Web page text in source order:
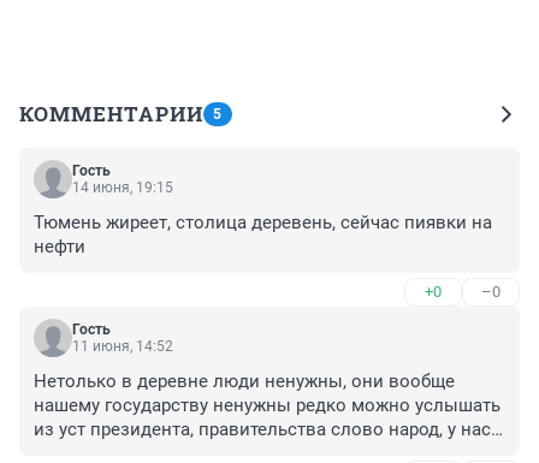
КОММЕНТАРИИ 5
Гость
14 июня, 19:15
Тюмень жиреет, столица деревень, сейчас пиявки на
нефти
+0 –0
Гость
11 июня, 14:52
Нетолько в деревне люди ненужны, они вообще
нашему государству ненужны редко можно услышать
из уст президента, правительства слово народ, у нас